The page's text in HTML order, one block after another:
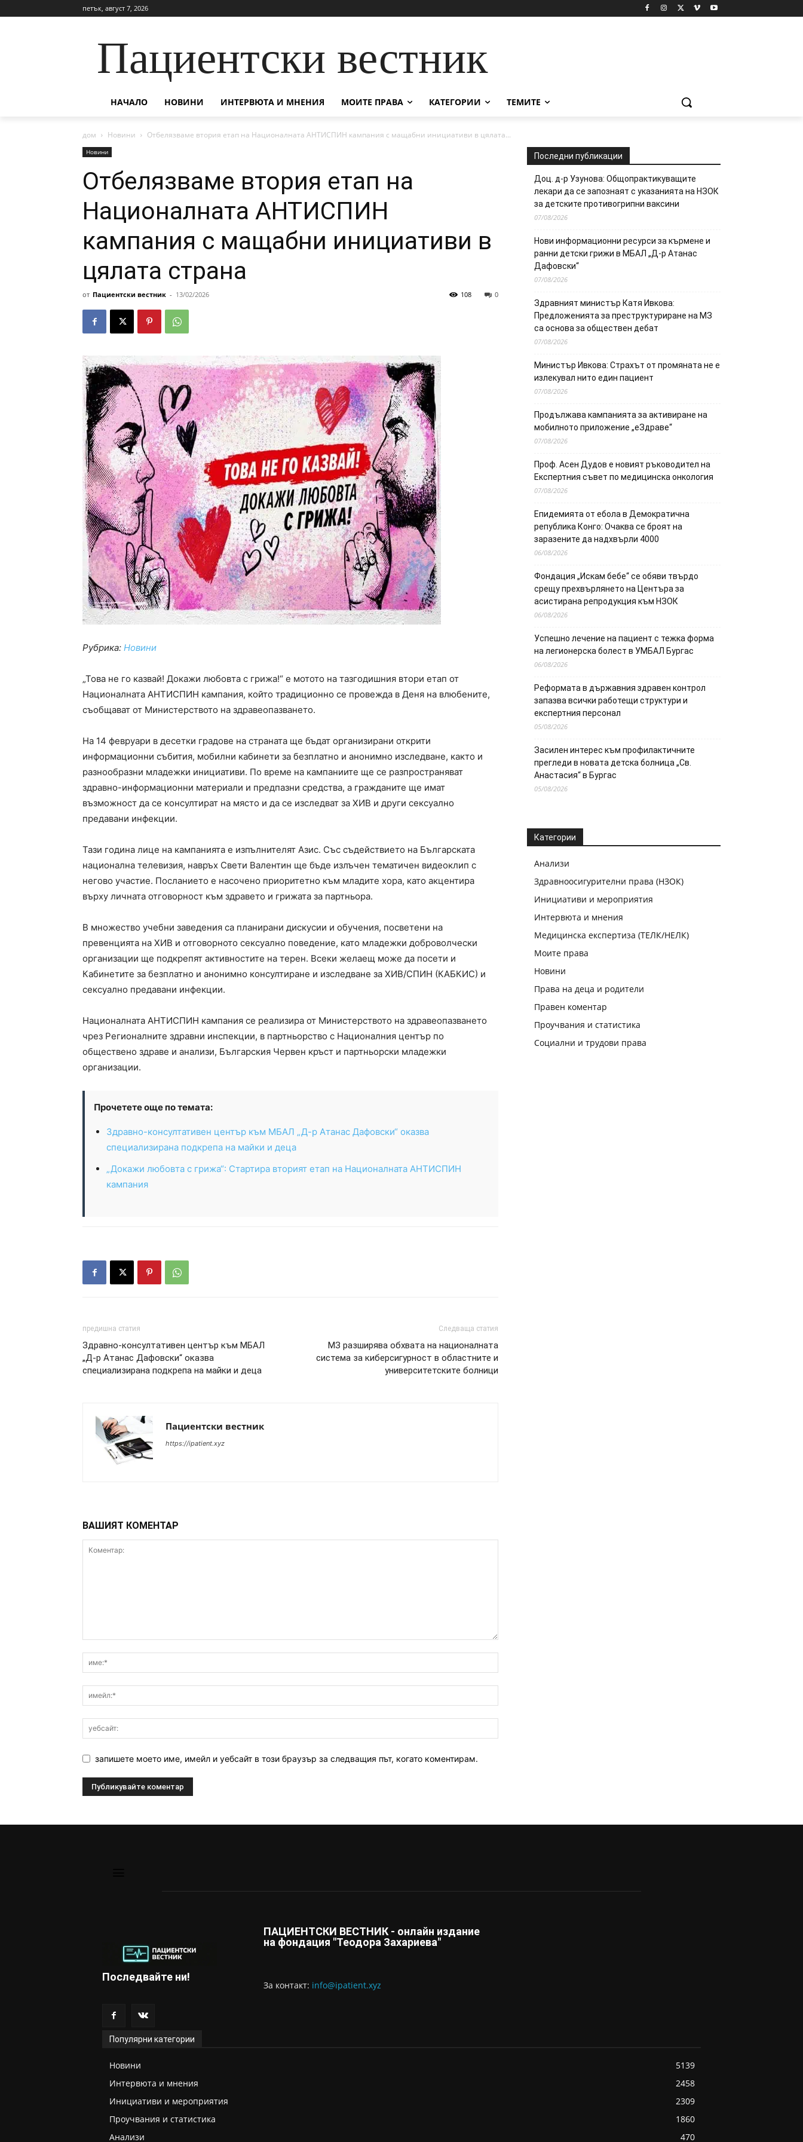
петък, август 7, 2026
Пациентски вестник
НАЧАЛО НОВИНИ ИНТЕРВЮТА И МНЕНИЯ МОИТЕ ПРАВА КАТЕГОРИИ ТЕМИТЕ
дом Новини Отбелязваме втория етап на Националната АНТИСПИН кампания с мащабни инициативи в цялата...
Новини
Отбелязваме втория етап на
Националната АНТИСПИН
кампания с мащабни инициативи в
цялата страна
от Пациентски вестник - 13/02/2026 0
108
Рубрика: Новини
„Това не го казвай! Докажи любовта с грижа!“ е мотото на тазгодишния втори етап от
Националната АНТИСПИН кампания, който традиционно се провежда в Деня на влюбените,
съобщават от Министерството на здравеопазването.
На 14 февруари в десетки градове на страната ще бъдат организирани открити
информационни събития, мобилни кабинети за безплатно и анонимно изследване, както и
разнообразни младежки инициативи. По време на кампаниите ще се разпространяват
здравно-информационни материали и предпазни средства, а гражданите ще имат
възможност да се консултират на място и да се изследват за ХИВ и други сексуално
предавани инфекции.
Тази година лице на кампанията е изпълнителят Азис. Със съдействието на Българската
национална телевизия, навръх Свети Валентин ще бъде излъчен тематичен видеоклип с
негово участие. Посланието е насочено приоритетно към младите хора, като акцентира
върху личната отговорност към здравето и грижата за партньора.
В множество учебни заведения са планирани дискусии и обучения, посветени на
превенцията на ХИВ и отговорното сексуално поведение, като младежки доброволчески
организации ще подкрепят активностите на терен. Всеки желаещ може да посети и
Кабинетите за безплатно и анонимно консултиране и изследване за ХИВ/СПИН (КАБКИС) и
сексуално предавани инфекции.
Националната АНТИСПИН кампания се реализира от Министерството на здравеопазването
чрез Регионалните здравни инспекции, в партньорство с Националния център по
обществено здраве и анализи, Българския Червен кръст и партньорски младежки
организации.
Прочетете още по темата:
Здравно-консултативен център към МБАЛ „Д-р Атанас Дафовски“ оказва
специализирана подкрепа на майки и деца
„Докажи любовта с грижа“: Стартира вторият етап на Националната АНТИСПИН
кампания
предишна статия
Здравно-консултативен център към МБАЛ
„Д-р Атанас Дафовски“ оказва
специализирана подкрепа на майки и деца
Следваща статия
МЗ разширява обхвата на националната
система за киберсигурност в областните и
университетските болници
Пациентски вестник
https://ipatient.xyz
ВАШИЯТ КОМЕНТАР
запишете моето име, имейл и уебсайт в този браузър за следващия път, когато коментирам.
Последни публикации
Доц. д-р Узунова: Общопрактикуващите
лекари да се запознаят с указанията на НЗОК
за детските противогрипни ваксини
07/08/2026
Нови информационни ресурси за кърмене и
ранни детски грижи в МБАЛ „Д-р Атанас
Дафовски“
07/08/2026
Здравният министър Катя Ивкова:
Предложенията за преструктуриране на МЗ
са основа за обществен дебат
07/08/2026
Министър Ивкова: Страхът от промяната не е
излекувал нито един пациент
07/08/2026
Продължава кампанията за активиране на
мобилното приложение „еЗдраве“
07/08/2026
Проф. Асен Дудов е новият ръководител на
Експертния съвет по медицинска онкология
07/08/2026
Епидемията от ебола в Демократична
република Конго: Очаква се броят на
заразените да надхвърли 4000
06/08/2026
Фондация „Искам бебе“ се обяви твърдо
срещу прехвърлянето на Центъра за
асистирана репродукция към НЗОК
06/08/2026
Успешно лечение на пациент с тежка форма
на легионерска болест в УМБАЛ Бургас
06/08/2026
Реформата в държавния здравен контрол
запазва всички работещи структури и
експертния персонал
05/08/2026
Засилен интерес към профилактичните
прегледи в новата детска болница „Св.
Анастасия“ в Бургас
05/08/2026
Категории
Анализи
Здравноосигурителни права (НЗОК)
Инициативи и мероприятия
Интервюта и мнения
Медицинска експертиза (ТЕЛК/НЕЛК)
Моите права
Новини
Права на деца и родители
Правен коментар
Проучвания и статистика
Социални и трудови права
Последвайте ни!
ПАЦИЕНТСКИ ВЕСТНИК - онлайн издание
на фондация "Теодора Захариева"
За контaкт: info@ipatient.xyz
Популярни категории
Новини
5139
Интервюта и мнения
2458
Инициативи и мероприятия
2309
Проучвания и статистика
1860
Анализи
470